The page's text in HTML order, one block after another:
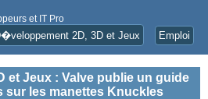
et IT Pro
2D, 3D et Jeux Emploi
et Jeux : Valve publie un guide
sur les manettes Knuckles